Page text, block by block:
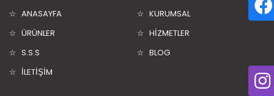
ANASAYFA
KURUMSAL
ÜRÜNLER
HİZMETLER
S.S.S
BLOG
İLETİŞİM